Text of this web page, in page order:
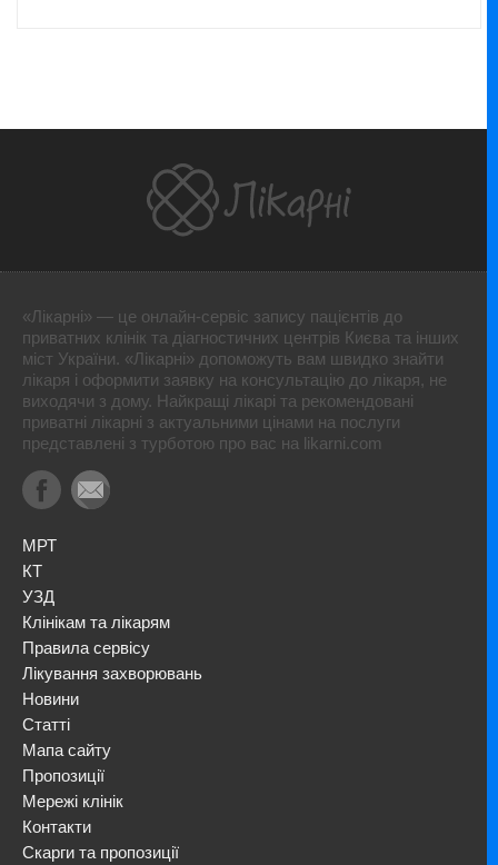
«Лікарні» — це онлайн-сервіс запису пацієнтів до
приватних клінік та діагностичних центрів Києва та інших
міст України. «Лікарні» допоможуть вам швидко знайти
лікаря і оформити заявку на консультацію до лікаря, не
виходячи з дому. Найкращі лікарі та рекомендовані
приватні лікарні з актуальними цінами на послуги
представлені з турботою про вас на likarni.com
МРТ
КТ
УЗД
Клінікам та лікарям
Правила сервісу
Лікування захворювань
Новини
Статті
Мапа сайту
Пропозиції
Мережі клінік
Контакти
Скарги та пропозиції